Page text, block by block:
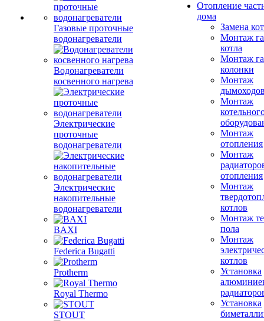
Газовые проточные
водонагреватели
Водонагреватели
косвенного нагрева
Электрические
проточные
водонагреватели
Электрические
накопительные
водонагреватели
BAXI
Federica Bugatti
Protherm
Royal Thermo
STOUT
Отопление
дома
Замена
Монтаж
котла
Монтаж
колонки
Монтаж
Монтаж
Монтаж
отопления
Монтаж
отопления
Монтаж
котлов
Монтаж
пола
Монтаж
котлов
Установка
Установка